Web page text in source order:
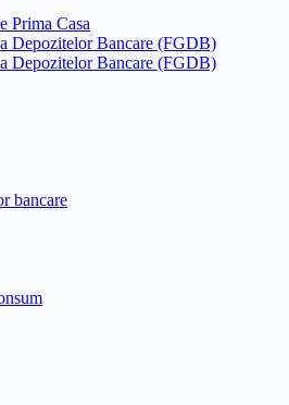
Prima Casa
Depozitelor Bancare (FGDB)
Depozitelor Bancare (FGDB)
bancare